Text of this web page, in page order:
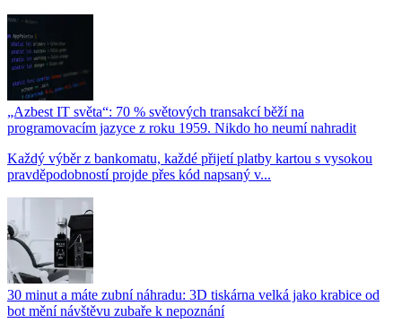
„Azbest IT světa“: 70 % světových transakcí běží na
programovacím jazyce z roku 1959. Nikdo ho neumí nahradit
Každý výběr z bankomatu, každé přijetí platby kartou s vysokou
pravděpodobností projde přes kód napsaný v...
30 minut a máte zubní náhradu: 3D tiskárna velká jako krabice od
bot mění návštěvu zubaře k nepoznání